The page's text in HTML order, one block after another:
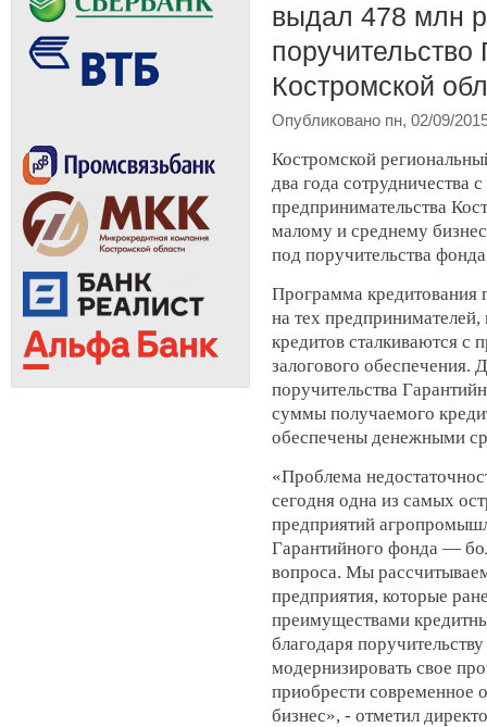
выдал 478 млн
Костромской
Опубликовано пн, 02/09/
Костромской
два года
предпринимательства
малому и среднему
под поручительства
Программа кредитования
на тех
кредитов сталкиваются с
залогового обеспечения.
поручительства
суммы получаемого
обеспечены денежными
«Проблема
сегодня одна из самых
предприятий
Гарантийного фонда —
вопроса. Мы
предприятия, которые
преимуществами
благодаря
модернизировать свое
приобрести современное
бизнес», - отметил